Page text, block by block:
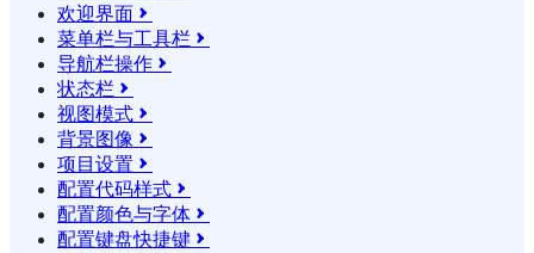
欢迎界面 
菜单栏与工具栏 
导航栏操作 
状态栏 
视图模式 
背景图像 
项目设置 
配置代码样式 
配置颜色与字体 
配置键盘快捷键 